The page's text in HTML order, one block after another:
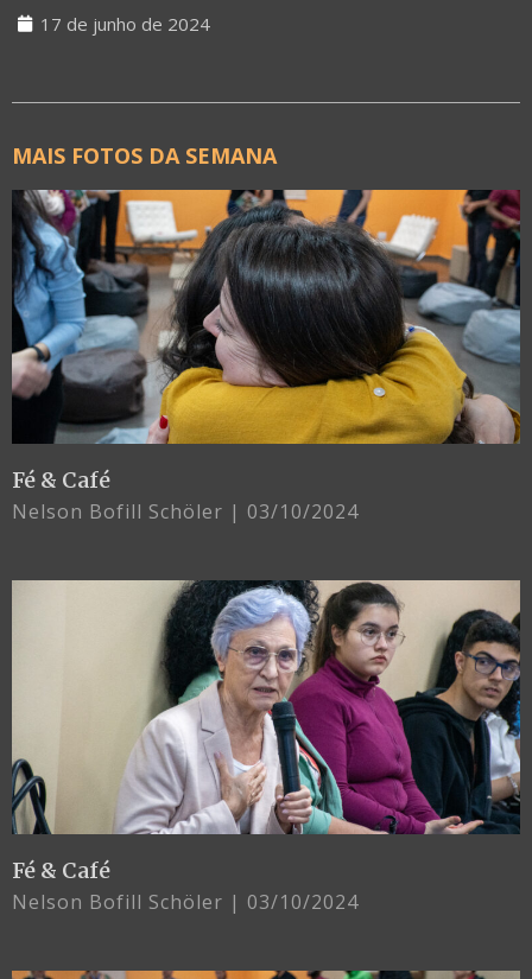
17 de junho de 2024
MAIS FOTOS DA SEMANA
Fé & Café
Nelson Bofill Schöler 03/10/2024
Fé & Café
Nelson Bofill Schöler 03/10/2024